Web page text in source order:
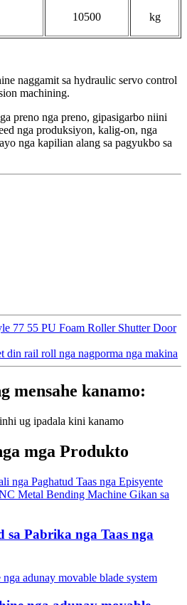
10500 kg
naggamit sa hydraulic servo control
machining.
preno nga preno, gipasigarbo niini
nga produksiyon, kalig-on, nga
nga kapilian alang sa pagyukbo sa
77 55 PU Foam Roller Shutter Door
din rail roll nga nagporma nga makina
mensahe kanamo:
ug ipadala kini kanamo
mga Produkto
sa Pabrika nga Taas nga